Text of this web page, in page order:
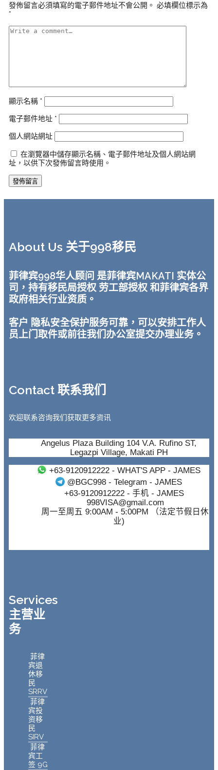
發佈留言必須填寫的電子郵件地址不會公開。 必填欄位標示為
*
顯示名稱 *
電子郵件地址 *
個人網站網址
在瀏覽器中儲存顯示名稱、電子郵件地址及個人網站網
址，以供下次發佈留言時使用。
About Us 关于998移民
菲律宾998华人顾问 是菲律宾MAKATI 实体公
司，持有移民局授权 劳工部授权 和菲律宾各界
政府相关行业资质。
客户 隐私安全保护服务可靠，可以安排工作人
员上门取件或前往我们办公室提交办理业务。
Contact 联系我们
欢迎联系咨询我们获取更多资讯
Angelus Plaza Building 104 V.A. Rufino ST,
Legazpi Village, Makati PH
+63-9120912222- WHAT'S APP - JAMES
@BGC998 - Telegram - JAMES
+63-9120912222- 手机 - JAMES
998VISA@gmail.com
周一至周五 9:00AM - 5:00PM （法定节假日休
业)
Services
主营业
务
菲律
宾退
休移
民
SRRV
菲律
宾投
资移
民
SIRV
菲律
宾工
签 9G